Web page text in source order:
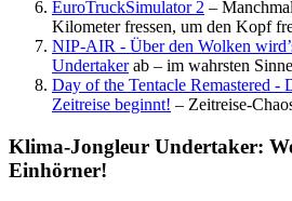
EuroTruckSimulator 2 –
Kilometer fressen, um den Kopf
NIP-AIR - Über den Wolken
Undertakerab – im wahrsten
Day of the Tentacle Remastered -
Zeitreise beginnt! – Zeitreise-
Klima-Jongleur Undertaker:
Einhörner!